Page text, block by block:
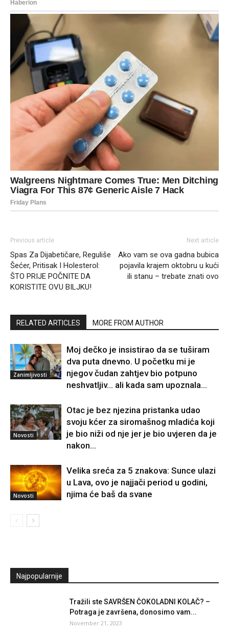
Previous article
Spas Za Dijabetičare, Reguliše
Šećer, Pritisak I Holesterol:
ŠTO PRIJE POČNITE DA
KORISTITE OVU BILJKU!
Next article
Ako vam se ova gadna bubica
pojavila krajem oktobru u kući
ili stanu – trebate znati ovo
RELATED ARTICLES MORE FROM AUTHOR
Zanimljivosti
Moj dečko je insistirao da se tuširam
dva puta dnevno. U početku mi je
njegov čudan zahtjev bio potpuno
neshvatljiv… ali kada sam upoznala...
Novosti
Otac je bez njezina pristanka udao
svoju kćer za siromašnog mladića koji
je bio niži od nje jer je bio uvjeren da je
nakon...
Novosti
Velika sreća za 5 znakova: Sunce ulazi
u Lava, ovo je najjači period u godini,
njima će baš da svane
Najpopularnije
Tražili ste SAVRŠEN ČOKOLADNI KOLAČ? –
Potraga je završena, donosimo vam...
November 21, 2023